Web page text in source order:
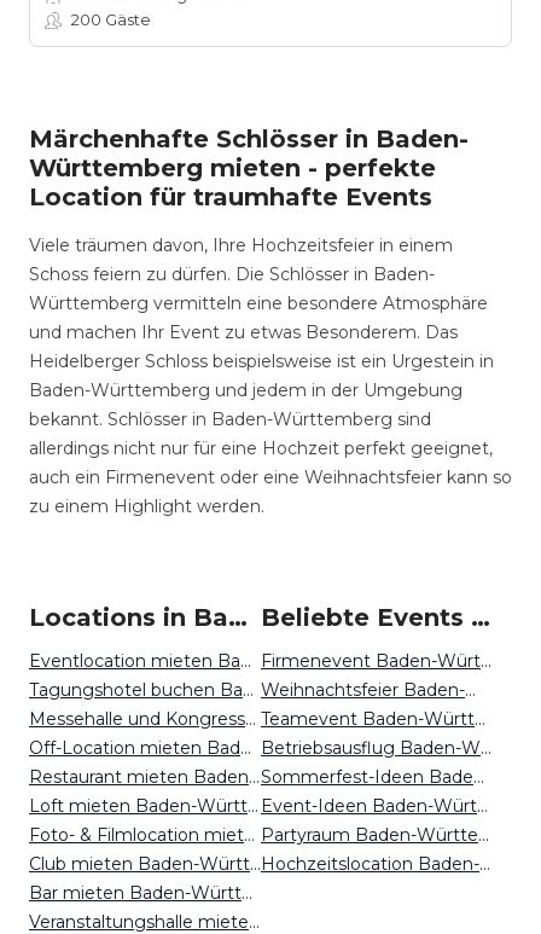
200 Gäste
Märchenhafte Schlösser in Baden-
Württemberg mieten - perfekte
Location für traumhafte Events
Viele träumen davon, Ihre Hochzeitsfeier in einem
Schoss feiern zu dürfen. Die Schlösser in Baden-
Württemberg vermitteln eine besondere Atmosphäre
und machen Ihr Event zu etwas Besonderem. Das
Heidelberger Schloss beispielsweise ist ein Urgestein in
Baden-Württemberg und jedem in der Umgebung
bekannt. Schlösser in Baden-Württemberg sind
allerdings nicht nur für eine Hochzeit perfekt geeignet,
auch ein Firmenevent oder eine Weihnachtsfeier kann so
zu einem Highlight werden.
Locations in Baden-Württemberg mieten
Eventlocation mieten Baden-Württemberg
Tagungshotel buchen Baden-Württemberg
Messehalle und Kongresszentrum mieten Baden-Württemberg
Off-Location mieten Baden-Württemberg
Restaurant mieten Baden-Württemberg
Loft mieten Baden-Württemberg
Foto- & Filmlocation mieten Baden-Württemberg
Club mieten Baden-Württemberg
Bar mieten Baden-Württemberg
Veranstaltungshalle mieten Baden-Württemberg
Beliebte Events in Baden-Württemberg
Firmenevent Baden-Württemberg
Weihnachtsfeier Baden-Württemberg
Teamevent Baden-Württemberg
Betriebsausflug Baden-Württemberg
Sommerfest-Ideen Baden-Württemberg
Event-Ideen Baden-Württemberg
Partyraum Baden-Württemberg
Hochzeitslocation Baden-Württemberg